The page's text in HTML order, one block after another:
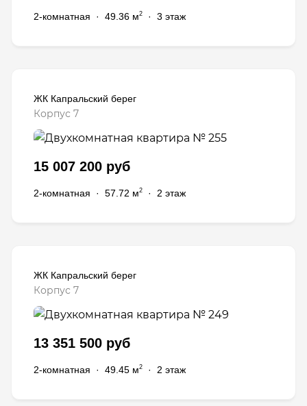
2-комнатная · 49.36 м2 · 3 этаж
ЖК Капральский берег
Корпус 7
15 007 200 руб
2-комнатная · 57.72 м2 · 2 этаж
ЖК Капральский берег
Корпус 7
13 351 500 руб
2-комнатная · 49.45 м2 · 2 этаж